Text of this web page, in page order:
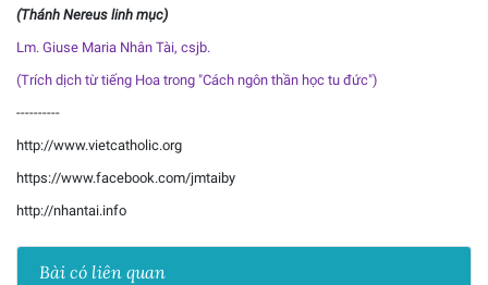
(Thánh Nereus linh mục)
Lm. Giuse Maria Nhân Tài, csjb.
(Trích dịch từ tiếng Hoa trong "Cách ngôn thần học tu đức")
----------
http://www.vietcatholic.org
https://www.facebook.com/jmtaiby
http://nhantai.info
Bài có liên quan